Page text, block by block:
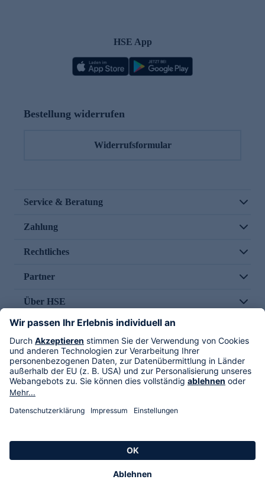
HSE App
Bestellung widerrufen
Widerrufsformular
Service & Beratung
Zahlung
Rechtliches
Partner
Über HSE
Im TV
HSE International